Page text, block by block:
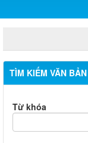
TÌM KIẾM VĂN BẢN
Từ khóa